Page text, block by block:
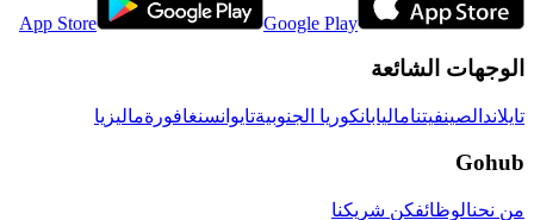
App Store Google Play
الوجهات الشائعة
تايلاند الصينفيتناماليابانكوريا الجنوبيةتايوانسنغافورةماليزيا
Gohub
من نحنالوظائفكن شريكنا